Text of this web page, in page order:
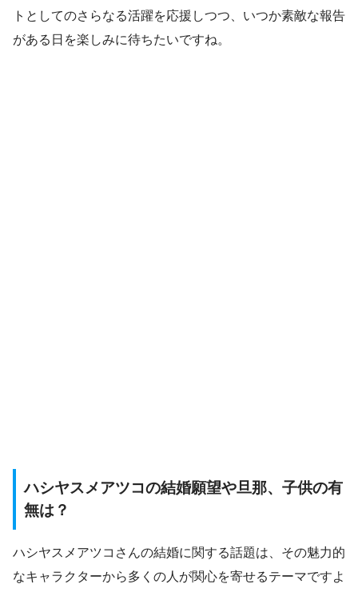
トとしてのさらなる活躍を応援しつつ、いつか素敵な報告
がある日を楽しみに待ちたいですね。
ハシヤスメアツコの結婚願望や旦那、子供の有
無は？
ハシヤスメアツコさんの結婚に関する話題は、その魅力的
なキャラクターから多くの人が関心を寄せるテーマですよ